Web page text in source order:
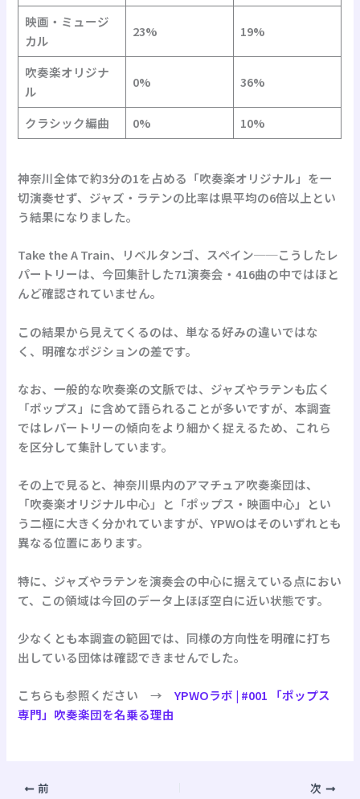
映画・ミュージ
カル
23% 19%
吹奏楽オリジナ
ル
0% 36%
クラシック編曲 0% 10%
神奈川全体で約3分の1を占める「吹奏楽オリジナル」を一
切演奏せず、ジャズ・ラテンの比率は県平均の6倍以上とい
う結果になりました。
Take the A Train、リベルタンゴ、スペイン──こうしたレ
パートリーは、今回集計した71演奏会・416曲の中ではほと
んど確認されていません。
この結果から見えてくるのは、単なる好みの違いではな
く、明確なポジションの差です。
なお、一般的な吹奏楽の文脈では、ジャズやラテンも広く
「ポップス」に含めて語られることが多いですが、本調査
ではレパートリーの傾向をより細かく捉えるため、これら
を区分して集計しています。
その上で見ると、神奈川県内のアマチュア吹奏楽団は、
「吹奏楽オリジナル中心」と「ポップス・映画中心」とい
う二極に大きく分かれていますが、YPWOはそのいずれとも
異なる位置にあります。
特に、ジャズやラテンを演奏会の中心に据えている点におい
て、この領域は今回のデータ上ほぼ空白に近い状態です。
少なくとも本調査の範囲では、同様の方向性を明確に打ち
出している団体は確認できませんでした。
こちらも参照ください →YPWOラボ | #001 「ポップス
専門」吹奏楽団を名乗る理由
前 次